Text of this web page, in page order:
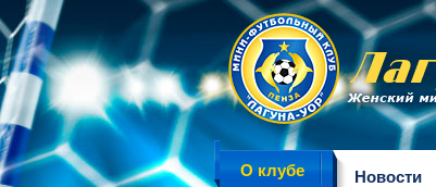
О клубе Новости